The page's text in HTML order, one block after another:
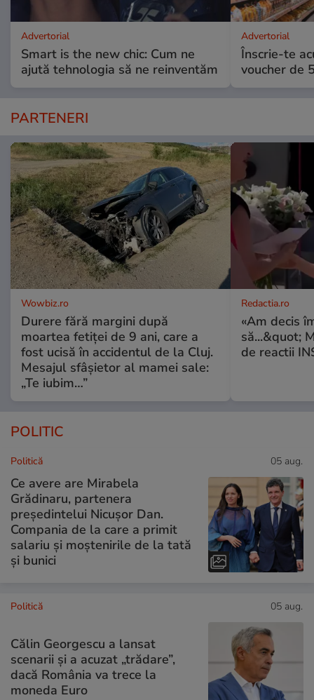
Advertorial
Smart is the new chic: Cum ne
ajută tehnologia să ne reinventăm
Advertorial
Înscrie-te
voucher de
PARTENERI
Wowbiz.ro
Durere fără margini după
moartea fetiței de 9 ani, care a
fost ucisă în accidentul de la Cluj.
Mesajul sfâșietor al mamei sale:
„Te iubim…”
Redactia.ro
«Am decis
să...&quot;
de reactii
POLITIC
Politică 05 aug.
Ce avere are Mirabela
Grădinaru, partenera
președintelui Nicușor Dan.
Compania de la care a primit
salariu și moștenirile de la tată
și bunici
Politică 05 aug.
Călin Georgescu a lansat
scenarii și a acuzat „trădare”,
dacă România va trece la
moneda Euro